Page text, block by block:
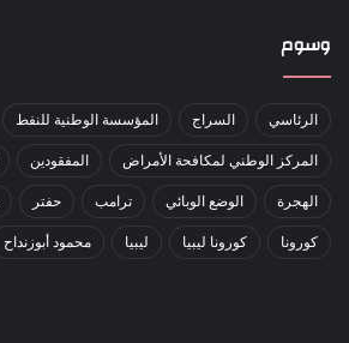
وسوم
الرئاسي السراج المؤسسة الوطنية للنفط
المركز الوطني لمكافحة الأمراض المفقودين
الهجرة الوضع الوبائي ترامب حفتر
كورونا كورونا ليبيا ليبيا محمود أبوزنداح